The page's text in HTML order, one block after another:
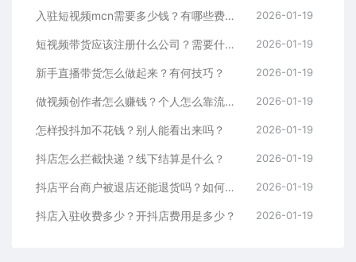
入驻短视频mcn需要多少钱？有哪些费用？ 2026-01-19
短视频带货应该注册什么公司？需要什么资料？ 2026-01-19
新手直播带货怎么做起来？有何技巧？ 2026-01-19
做视频创作者怎么赚钱？个人怎么靠流量赚钱？ 2026-01-19
怎样投抖加不花钱？别人能看出来吗？ 2026-01-19
抖店怎么拦截快递？线下结算是什么？ 2026-01-19
抖店平台商户被退店还能退货吗？如何提高评分？ 2026-01-19
抖店入驻收费多少？开抖店费用是多少？ 2026-01-19